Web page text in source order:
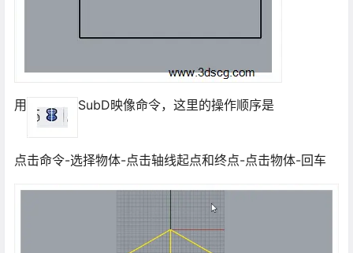
用 SubD映像命令，这里的操作顺序是
点击命令-选择物体-点击轴线起点和终点-点击物体-回车